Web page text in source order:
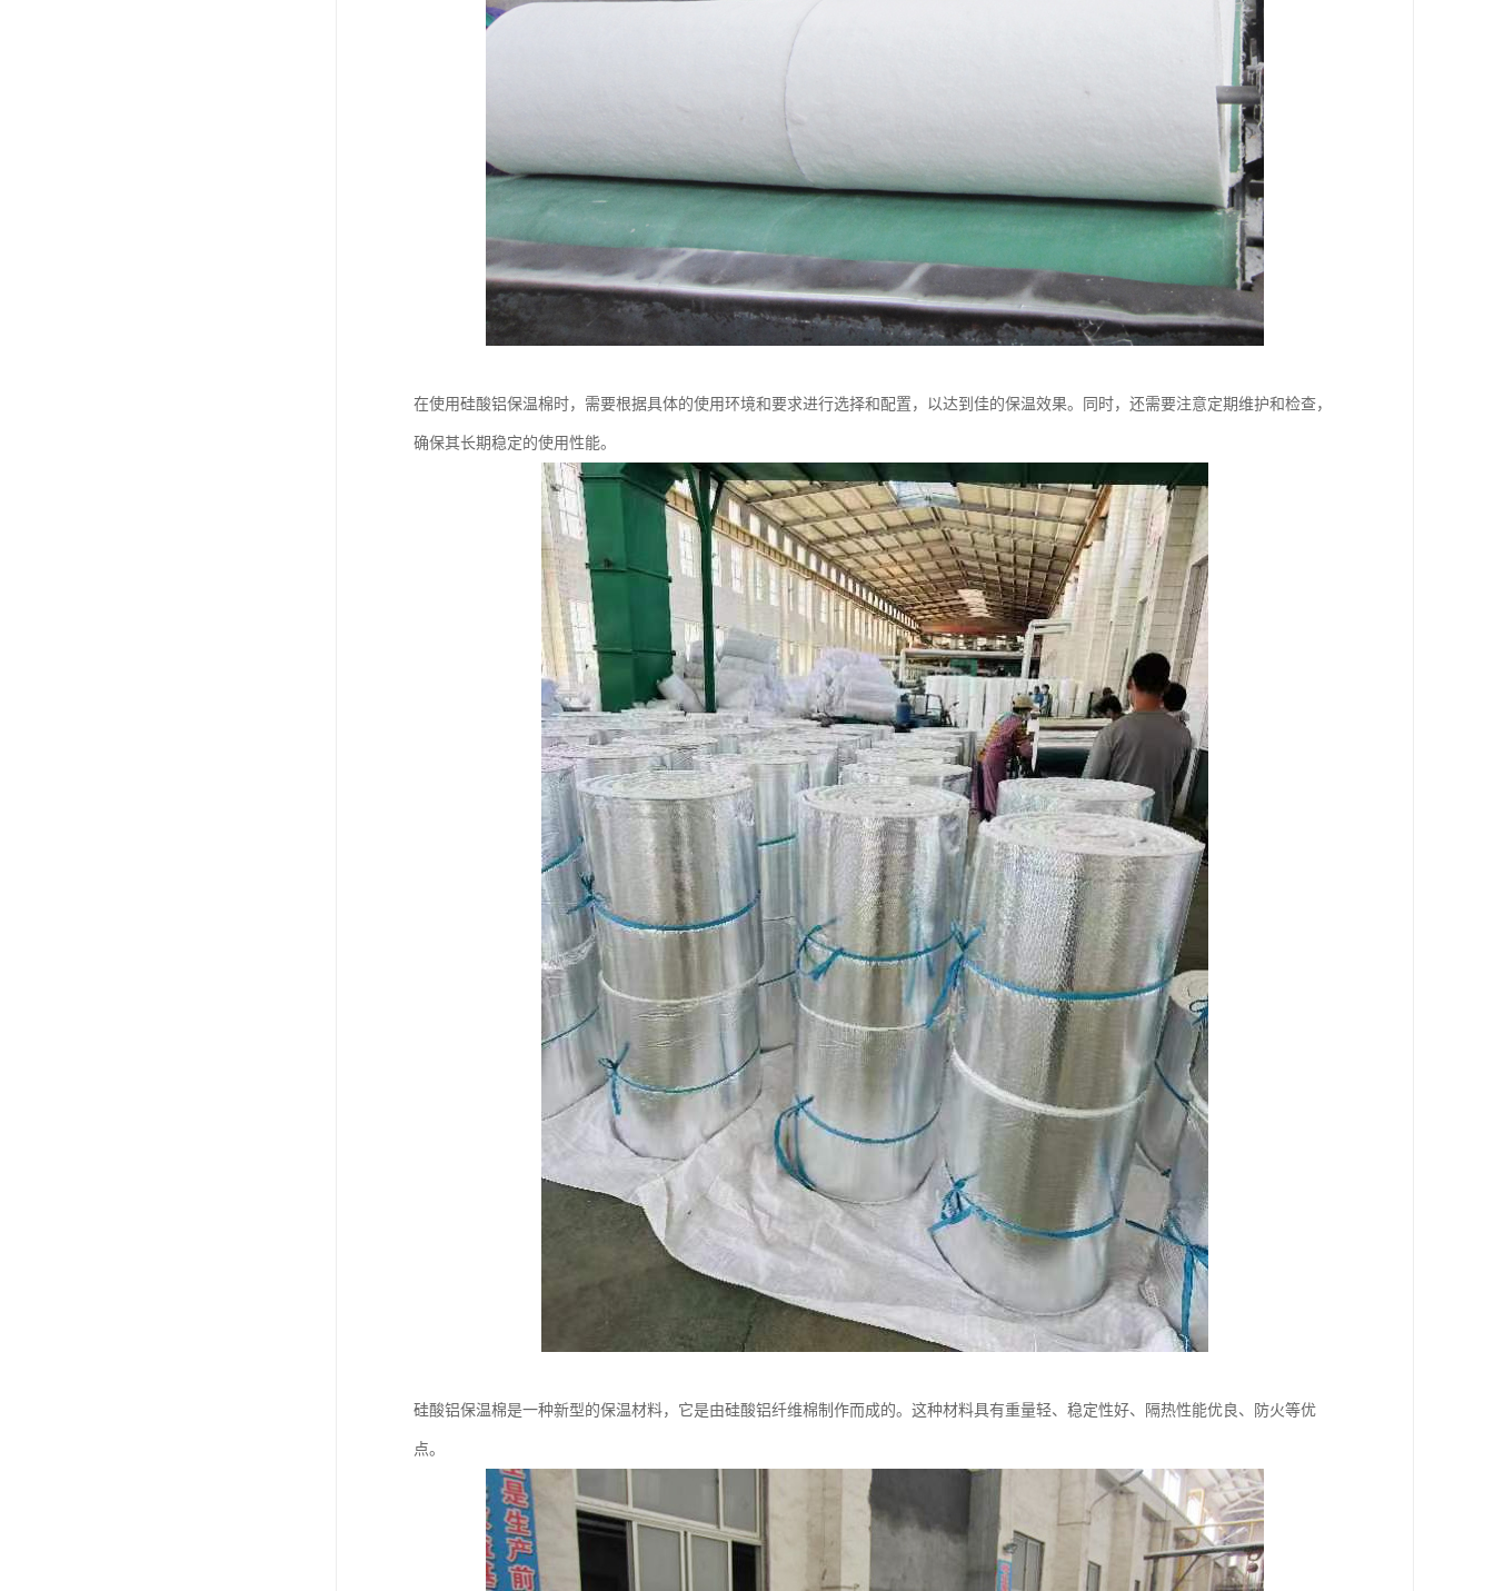
在使用硅酸铝保温棉时，需要根据具体的使用环境和要求进行选择和配置，以达到佳的保温效果。同时，还需要注意定期维护和检查，
确保其长期稳定的使用性能。
硅酸铝保温棉是一种新型的保温材料，它是由硅酸铝纤维棉制作而成的。这种材料具有重量轻、稳定性好、隔热性能优良、防火等优
点。